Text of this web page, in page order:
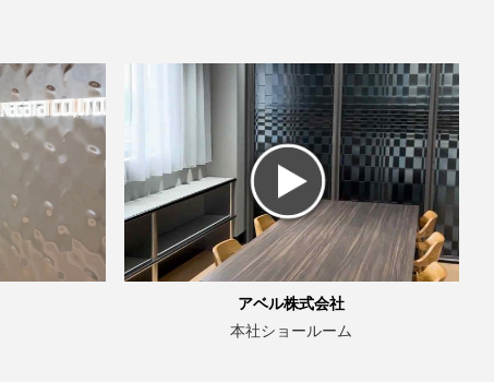
アベル株式会社
本社ショールーム